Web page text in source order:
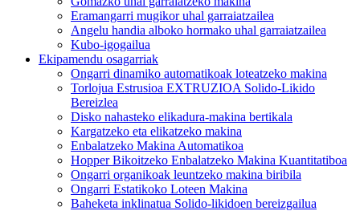
Eramangarri mugikor uhal garraiatzailea
Angelu handia alboko hormako uhal garraiatzailea
Kubo-igogailua
Ekipamendu osagarriak
Ongarri dinamiko automatikoak loteatzeko makina
Torlojua Estrusioa EXTRUZIOA Solido-Likido
Bereizlea
Disko nahasteko elikadura-makina bertikala
Kargatzeko eta elikatzeko makina
Enbalatzeko Makina Automatikoa
Hopper Bikoitzeko Enbalatzeko Makina Kuantitatiboa
Ongarri organikoak leuntzeko makina biribila
Ongarri Estatikoko Loteen Makina
Baheketa inklinatua Solido-likidoen bereizgailua